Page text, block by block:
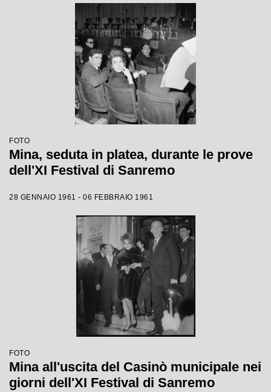
FOTO
Mina, seduta in platea, durante le prove
dell'XI Festival di Sanremo
28 GENNAIO 1961 - 06 FEBBRAIO 1961
FOTO
Mina all'uscita del Casinò municipale nei
giorni dell'XI Festival di Sanremo